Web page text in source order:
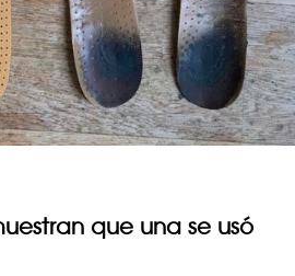
que una se usó